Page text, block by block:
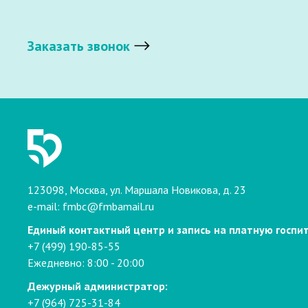
Заказать звонок
123098, Москва, ул. Маршала Новикова, д. 23
e-mail: fmbc@fmbamail.ru
Единый контактный центр и запись на платную
+7 (499) 190-85-55
Ежедневно: 8:00 - 20:00
Дежурный администратор:
+7 (964) 725-31-84